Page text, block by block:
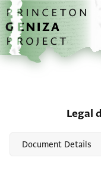
Skip to main content
home
Legal